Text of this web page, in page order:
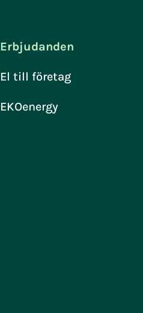
Erbjudanden
El till företag
EKOenergy